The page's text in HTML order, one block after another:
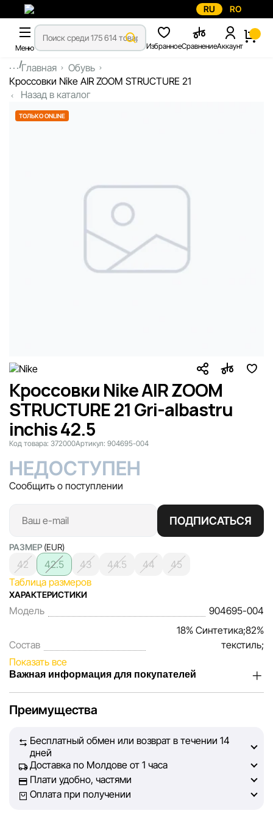
RU RO
Меню ИзбранноеСравнениеАккаунт
...Главная
Обувь
Кроссовки Nike AIR ZOOM STRUCTURE 21
Назад в каталог
ТОЛЬКО ONLINE
Кроссовки Nike AIR ZOOM
STRUCTURE 21 Gri-albastru
inchis 42.5
Код товара: 372000Артикул: 904695-004
НЕДОСТУПЕН
Сообщить о поступлении
ПОДПИСАТЬСЯ
РАЗМЕР (EUR)
42 42.5 43 44.5 44
45
Таблица размеров
ХАРАКТЕРИСТИКИ
Модель 904695-004
Состав
18% Синтетика;82%
текстиль;
Показать все
Важная информация для покупателей
наших покупателей. Каждый день мы работаем над тем,
на сайте, была максимально полной, объективной и
актуальной. Наша цель — обеспечить вас достоверной
информацией, чтобы вы смогли принять лучшее
решение о покупке.
Преимущества
Бесплатный обмен или возврат в течении 14
дней
Доставка по Молдове от 1 часа
Плати удобно, частями
Оплата при получении